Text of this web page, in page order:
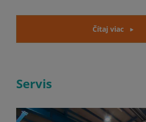
Čítaj viac
Servis